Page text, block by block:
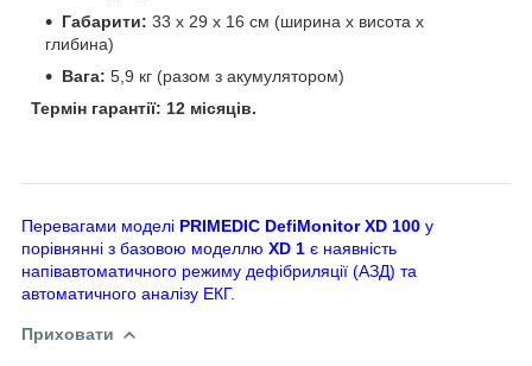
Габарити: 33 х 29 х 16 см (ширина х висота х
глибина)
Вага: 5,9 кг (разом з акумулятором)
Термін гарантії: 12 місяців.
Перевагами моделі PRIMEDIC DefiMonitor XD 100 у
порівнянні з базовою моделлю XD 1 є наявність
напівавтоматичного режиму дефібриляції (АЗД) та
автоматичного аналізу ЕКГ.
Приховати